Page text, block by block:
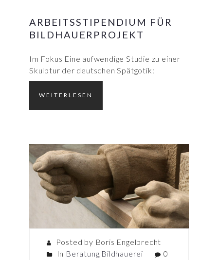
ARBEITSSTIPENDIUM FÜR
BILDHAUERPROJEKT
Im Fokus Eine aufwendige Studie zu einer
Skulptur der deutschen Spätgotik:
WEITERLESEN
Posted by Boris Engelbrecht
In Beratung, Bildhauerei
0